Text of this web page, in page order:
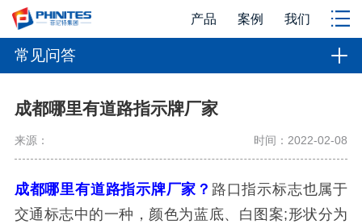
产品 案例 我们
常见问答
成都哪里有道路指示牌厂家
来源： 时间：2022-02-08
成都哪里有道路指示牌厂家？ 路口指示标志也属于
交通标志中的一种，颜色为蓝底、白图案;形状分为